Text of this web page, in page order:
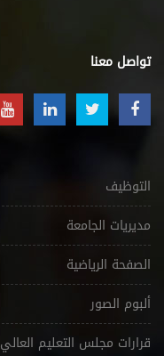
تواصل معنا
التوظيف
مديريات الجامعة
الصفحة الرياضية
ألبوم الصور
قرارات مجلس التعليم العالي